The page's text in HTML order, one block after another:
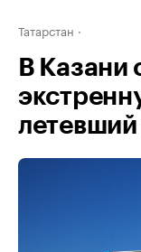
Татарстан
В Казани
летевший